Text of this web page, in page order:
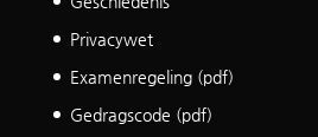
Privacywet
Examenregeling (pdf)
Gedragscode (pdf)